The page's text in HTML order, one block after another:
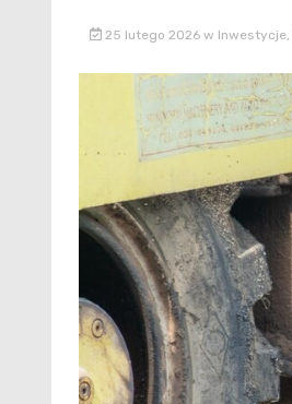
25 lutego 2026 w Inwestycje,